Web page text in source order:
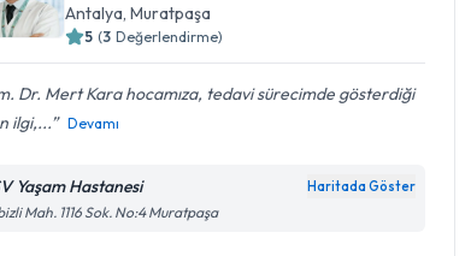
Antalya, Muratpaşa
5 (3 Değerlendirme)
Dr. Mert Kara hocamıza, tedavi sürecimde gösterdiği
ilgi,...
Devamı
Yaşam Hastanesi Haritada Göster
Mah. 1116 Sok. No:4 Muratpaşa